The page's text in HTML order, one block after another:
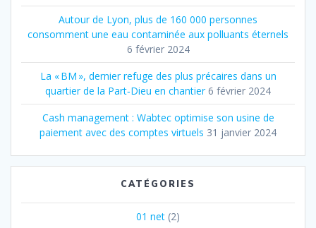
Autour de Lyon, plus de 160 000 personnes
consomment une eau contaminée aux polluants éternels
6 février 2024
La « BM », dernier refuge des plus précaires dans un
quartier de la Part‐Dieu en chantier 6 février 2024
Cash management : Wabtec optimise son usine de
paiement avec des comptes virtuels 31 janvier 2024
CATÉGORIES
01 net (2)